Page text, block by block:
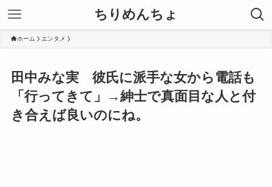
ちりめんちょ
ホーム エンタメ
田中みな実 彼氏に派手な女から電話も
「行ってきて」→紳士で真面目な人と付
き合えば良いのにね。